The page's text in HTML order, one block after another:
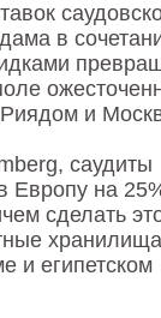
в
и
саудиты
Европу на
сделать
хранилища
и египетском